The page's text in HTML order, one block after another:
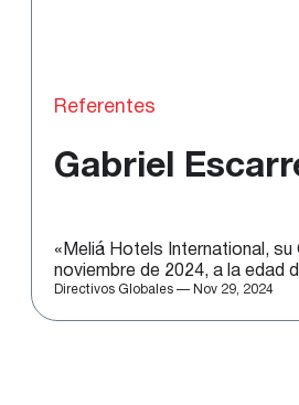
Referentes
Gabriel
«Meliá Hotels International,
noviembre de 2024, a la edad
Directivos Globales — Nov 29, 2024